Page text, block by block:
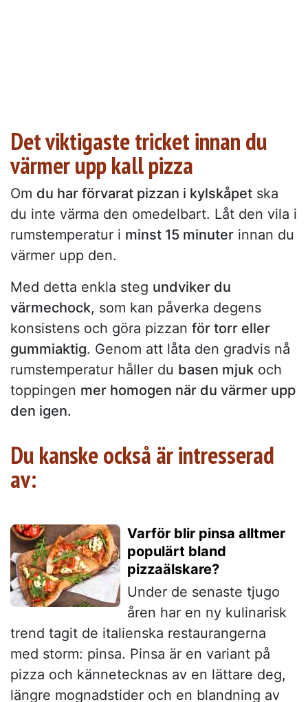
Det viktigaste tricket innan du
värmer upp kall pizza
Om du har förvarat pizzan i kylskåpet ska
du inte värma den omedelbart. Låt den vila i
rumstemperatur i minst 15 minuter innan du
värmer upp den.
Med detta enkla steg undviker du
värmechock, som kan påverka degens
konsistens och göra pizzan för torr eller
gummiaktig. Genom att låta den gradvis nå
rumstemperatur håller du basen mjuk och
toppingen mer homogen när du värmer upp
den igen.
Du kanske också är intresserad
av:
Varför blir pinsa alltmer
populärt bland
pizzaälskare?
Under de senaste tjugo
åren har en ny kulinarisk
trend tagit de italienska restaurangerna
med storm: pinsa. Pinsa är en variant på
pizza och kännetecknas av en lättare deg,
längre mognadstider och en blandning av